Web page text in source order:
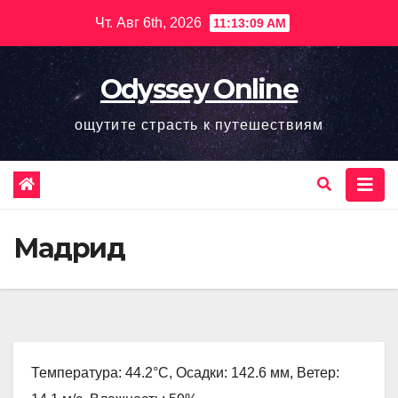
содержимому
Чт. Авг 6th, 2026 11:13:10 AM
Odyssey Online
ощутите страсть к путешествиям
Мадрид
Температура: 44.2°C, Осадки: 142.6 мм, Ветер: